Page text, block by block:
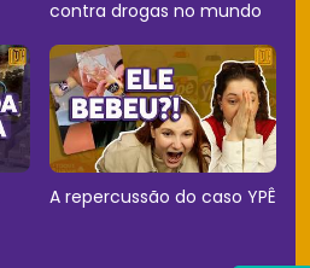
contra drogas no mundo
A repercussão do caso YPÊ